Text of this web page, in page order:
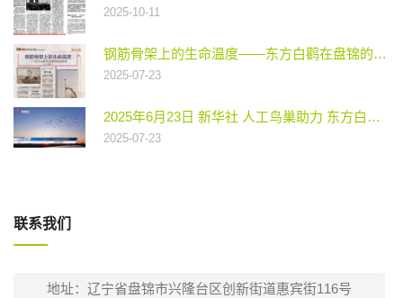
2025-10-11
钢筋骨架上的生命温度——东方白鹳在盘锦的安居故事
2025-07-23
2025年6月23日 新华社 人工鸟巢助力 东方白鹳在新家成功繁衍
2025-07-23
联系我们
地址：辽宁省盘锦市兴隆台区创新街道惠宾街116号